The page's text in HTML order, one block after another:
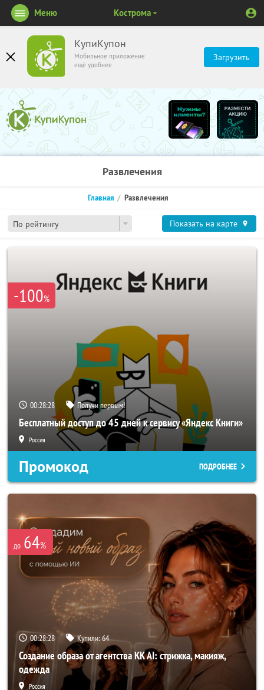
КупиКупон
Мобильное приложение
ещё удобнее
Загрузить
Меню Кострома
Развлечения
По рейтингу
Главная Развлечения
Показать на карте
-100%
00:28:25 Получи первым!
Бесплатный доступ до 45 дней к сервису «Яндекс Книги»
Россия
Промокод ПОДРОБНЕЕ
до 64%
00:28:25 Купили:64
Создание образа от агентства KK AI: стрижка, макияж,
одежда
Россия